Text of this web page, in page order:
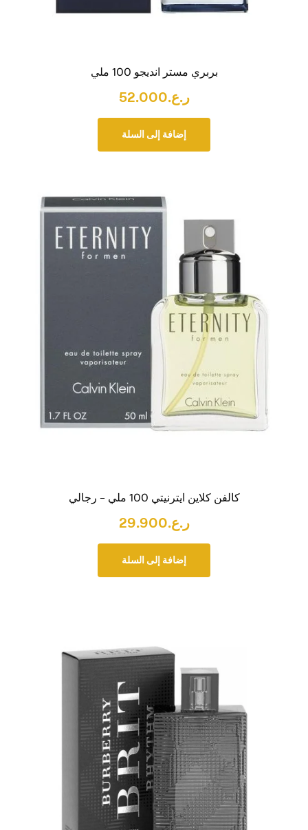
بربري مستر انديجو 100 ملي
ر.ع.52.000
إضافة إلى السلة
كالفن كلاين ايترنيتي 100 ملي – رجالي
ر.ع.29.900
إضافة إلى السلة